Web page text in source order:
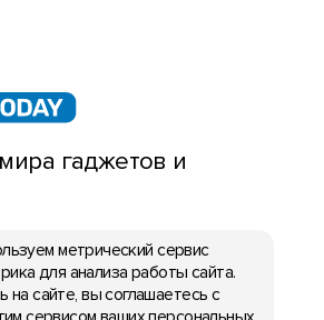
гаджетов и
\ mobiltelefon.ru. Все права
метрический сервис
для анализа работы сайта.
на сайте, вы соглашаетесь с